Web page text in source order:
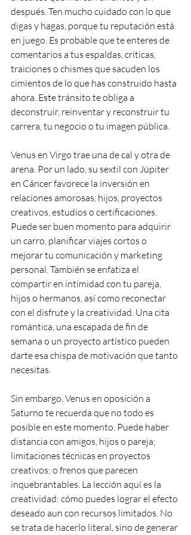
después. Ten mucho cuidado con lo que
digas y hagas, porque tu reputación está
en juego. Es probable que te enteres de
comentarios a tus espaldas, críticas,
traiciones o chismes que sacuden los
cimientos de lo que has construido hasta
ahora. Este tránsito te obliga a
deconstruir, reinventar y reconstruir tu
carrera, tu negocio o tu imagen pública.
Venus en Virgo trae una de cal y otra de
arena. Por un lado, su sextil con Júpiter
en Cáncer favorece la inversión en
relaciones amorosas, hijos, proyectos
creativos, estudios o certificaciones.
Puede ser buen momento para adquirir
un carro, planificar viajes cortos o
mejorar tu comunicación y marketing
personal. También se enfatiza el
compartir en intimidad con tu pareja,
hijos o hermanos, así como reconectar
con el disfrute y la creatividad. Una cita
romántica, una escapada de fin de
semana o un proyecto artístico pueden
darte esa chispa de motivación que tanto
necesitas.
Sin embargo, Venus en oposición a
Saturno te recuerda que no todo es
posible en este momento. Puede haber
distancia con amigos, hijos o pareja;
limitaciones técnicas en proyectos
creativos; o frenos que parecen
inquebrantables. La lección aquí es la
creatividad: cómo puedes lograr el efecto
deseado aun con recursos limitados. No
se trata de hacerlo literal, sino de generar